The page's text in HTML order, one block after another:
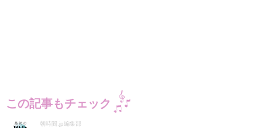
この記事もチェック
朝時間.jp編集部